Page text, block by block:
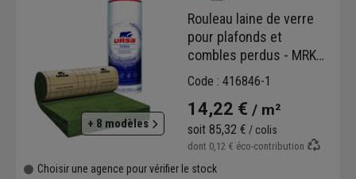
+ 8 modèles
Rouleau laine de verre
pour plafonds et
combles perdus - MRK
40 Ursa - R=5,00 m².K/W
ép.200 MM
Code : 416846-1
14,22 € / m²
soit 85,32 € / colis
dont 0,12 € éco-contribution
Choisir une agence pour vérifier le stock